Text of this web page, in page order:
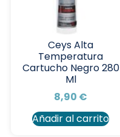
Ceys Alta
Temperatura
Cartucho Negro 280
Ml
8,90 €
Añadir al carrito